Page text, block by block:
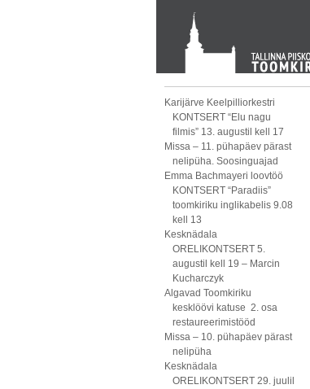
KONTAKT
Toom-Kooli 6, 10130 TALLINN
tallinna.toom@eelk.ee
Karijärve Keelpilliorkestri
KONTSERT “Elu nagu
filmis” 13. augustil kell 17
Missa – 11. pühapäev pärast
nelipüha. Soosinguajad
Emma Bachmayeri loovtöö
KONTSERT “Paradiis”
toomkiriku inglikabelis 9.08
kell 13
Kesknädala
ORELIKONTSERT 5.
augustil kell 19 – Marcin
Kucharczyk
Algavad Toomkiriku
kesklöövi katuse 2. osa
restaureerimistööd
Missa – 10. pühapäev pärast
nelipüha
Kesknädala
ORELIKONTSERT 29. juulil